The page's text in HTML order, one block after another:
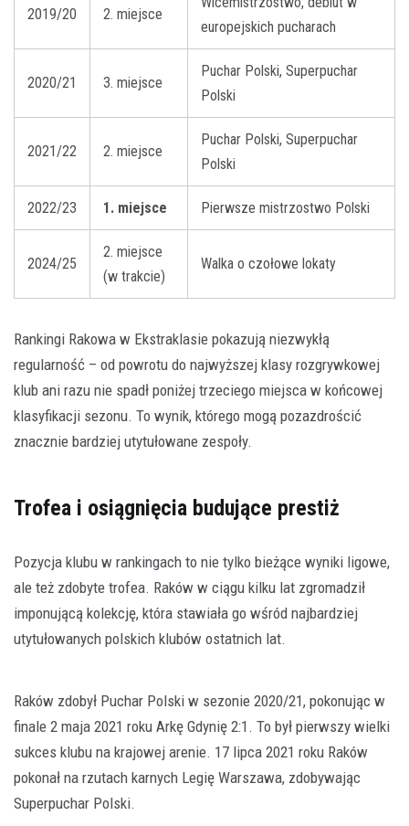
2019/20 2. miejsce
europejskich pucharach
2020/21 3. miejsce
Puchar Polski, Superpuchar
Polski
2021/22 2. miejsce
Puchar Polski, Superpuchar
Polski
2022/23 1. miejsce Pierwsze mistrzostwo Polski
2024/25
2. miejsce
(w trakcie)
Walka o czołowe lokaty
Rankingi Rakowa w Ekstraklasie pokazują niezwykłą
regularność – od powrotu do najwyższej klasy rozgrywkowej
klub ani razu nie spadł poniżej trzeciego miejsca w końcowej
klasyfikacji sezonu. To wynik, którego mogą pozazdrościć
znacznie bardziej utytułowane zespoły.
Trofea i osiągnięcia budujące prestiż
Pozycja klubu w rankingach to nie tylko bieżące wyniki ligowe,
ale też zdobyte trofea. Raków w ciągu kilku lat zgromadził
imponującą kolekcję, która stawiała go wśród najbardziej
utytułowanych polskich klubów ostatnich lat.
Raków zdobył Puchar Polski w sezonie 2020/21, pokonując w
finale 2 maja 2021 roku Arkę Gdynię 2:1. To był pierwszy wielki
sukces klubu na krajowej arenie. 17 lipca 2021 roku Raków
pokonał na rzutach karnych Legię Warszawa, zdobywając
Superpuchar Polski.